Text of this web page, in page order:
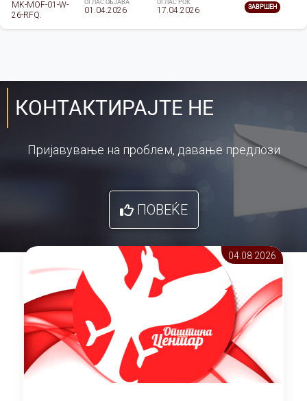
MK-MOF-01-W-
26-RFQ.
ОГЛАС ОБЈАВА
01.04.2026
ОГЛАС РОК
17.04.2026 ЗАВРШЕН
КОНТАКТИРАЈТЕ НЕ
Пријавување на проблем, давање предлози
ПОВЕЌЕ
04.08 2026